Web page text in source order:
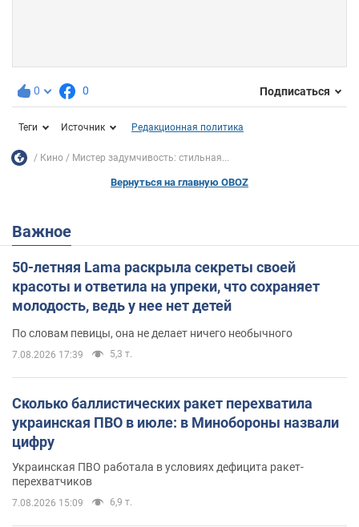
0 0 Подписаться
Теги Источник Редакционная политика
Кино Мистер задумчивость: стильная...
Вернуться на главную OBOZ
Важное
50-летняя Lama раскрыла секреты своей
красоты и ответила на упреки, что сохраняет
молодость, ведь у нее нет детей
По словам певицы, она не делает ничего необычного
7.08.2026 17:39 5,3 т.
Сколько баллистических ракет перехватила
украинская ПВО в июле: в Минобороны назвали
цифру
Украинская ПВО работала в условиях дефицита ракет-
перехватчиков
7.08.2026 15:09 6,9 т.